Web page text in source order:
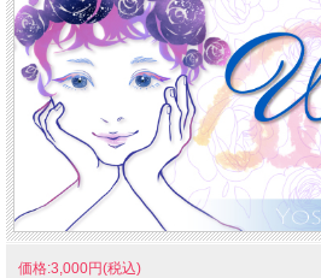
価格:3,000円(税込)